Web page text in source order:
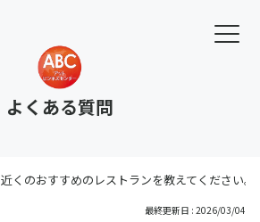
よくある質問
近くのおすすめのレストランを教えてください。
最終更新日 : 2026/03/04